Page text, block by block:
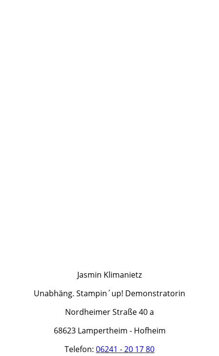
Jasmin Klimanietz
Unabhäng. Stampin´up! Demonstratorin
Nordheimer Straße 40 a
68623 Lampertheim - Hofheim
Telefon: 06241 - 20 17 80